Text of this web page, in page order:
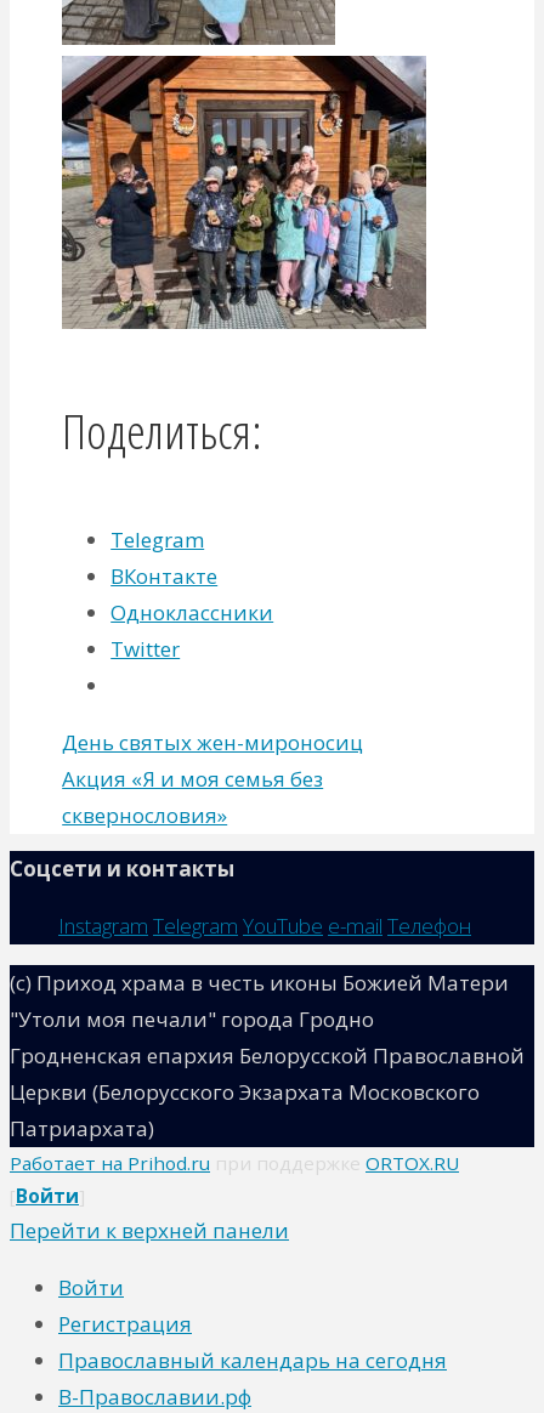
Поделиться:
Telegram
ВКонтакте
Одноклассники
Twitter
День святых жен-мироносиц
Aкция «Я и моя семья без
сквернословия»
Соцсети и контакты
Instagram Telegram YouTube e-mail Телефон
(с) Приход храма в честь иконы Божией Матери
"Утоли моя печали" города Гродно
Гродненская епархия Белорусской Православной
Церкви (Белорусского Экзархата Московского
Патриархата)
Работает на Prihod.ru при поддержке ORTOX.RU
[Войти]
Перейти к верхней панели
Войти
Регистрация
Православный календарь на сегодня
В-Православии.рф